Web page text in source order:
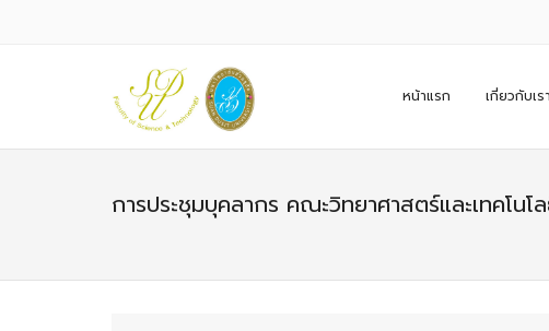
หน้าแรก เกี่ยวกับเรา
การประชุมบุคลากร คณะวิทยาศาสตร์และเทคโ